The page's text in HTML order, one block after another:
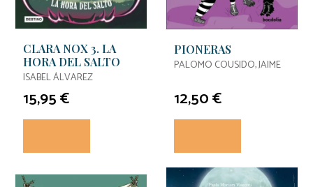
CLARA NOX 3. LA
HORA DEL SALTO
ISABEL ÁLVAREZ
15,95 €
PIONERAS
PALOMO COUSIDO, JAIME
12,50 €